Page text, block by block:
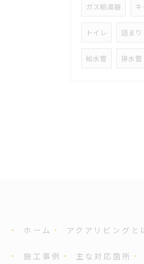
ガス給湯器
トイレ 詰まり
給水管 排水管
ホーム アクアリビングと
施工事例 主な対応箇所